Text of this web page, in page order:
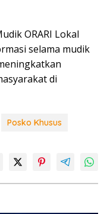
ORARI Lokal
selama mudik
di
Posko Khusus